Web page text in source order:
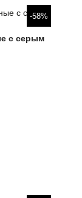
-58%
с серым